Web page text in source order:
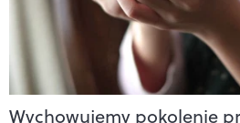
Wychowujemy pokolenie